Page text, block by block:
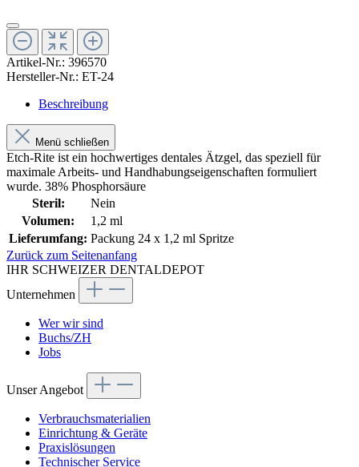
Artikel-Nr.: 396570
Hersteller-Nr.: ET-24
Beschreibung
Menü schließen
Etch-Rite ist ein hochwertiges dentales Ätzgel, das speziell für
maximale Arbeits- und Handhabungseigenschaften formuliert
wurde. 38% Phosphorsäure
Steril:
Nein
Volumen:
1,2 ml
Lieferumfang: Packung 24 x 1,2 ml Spritze
Zurück zum Seitenanfang
IHR SCHWEIZER DENTALDEPOT
Unternehmen
Wer wir sind
Buchs/ZH
Jobs
Unser Angebot
Verbrauchsmaterialien
Einrichtung & Geräte
Praxislösungen
Technischer Service